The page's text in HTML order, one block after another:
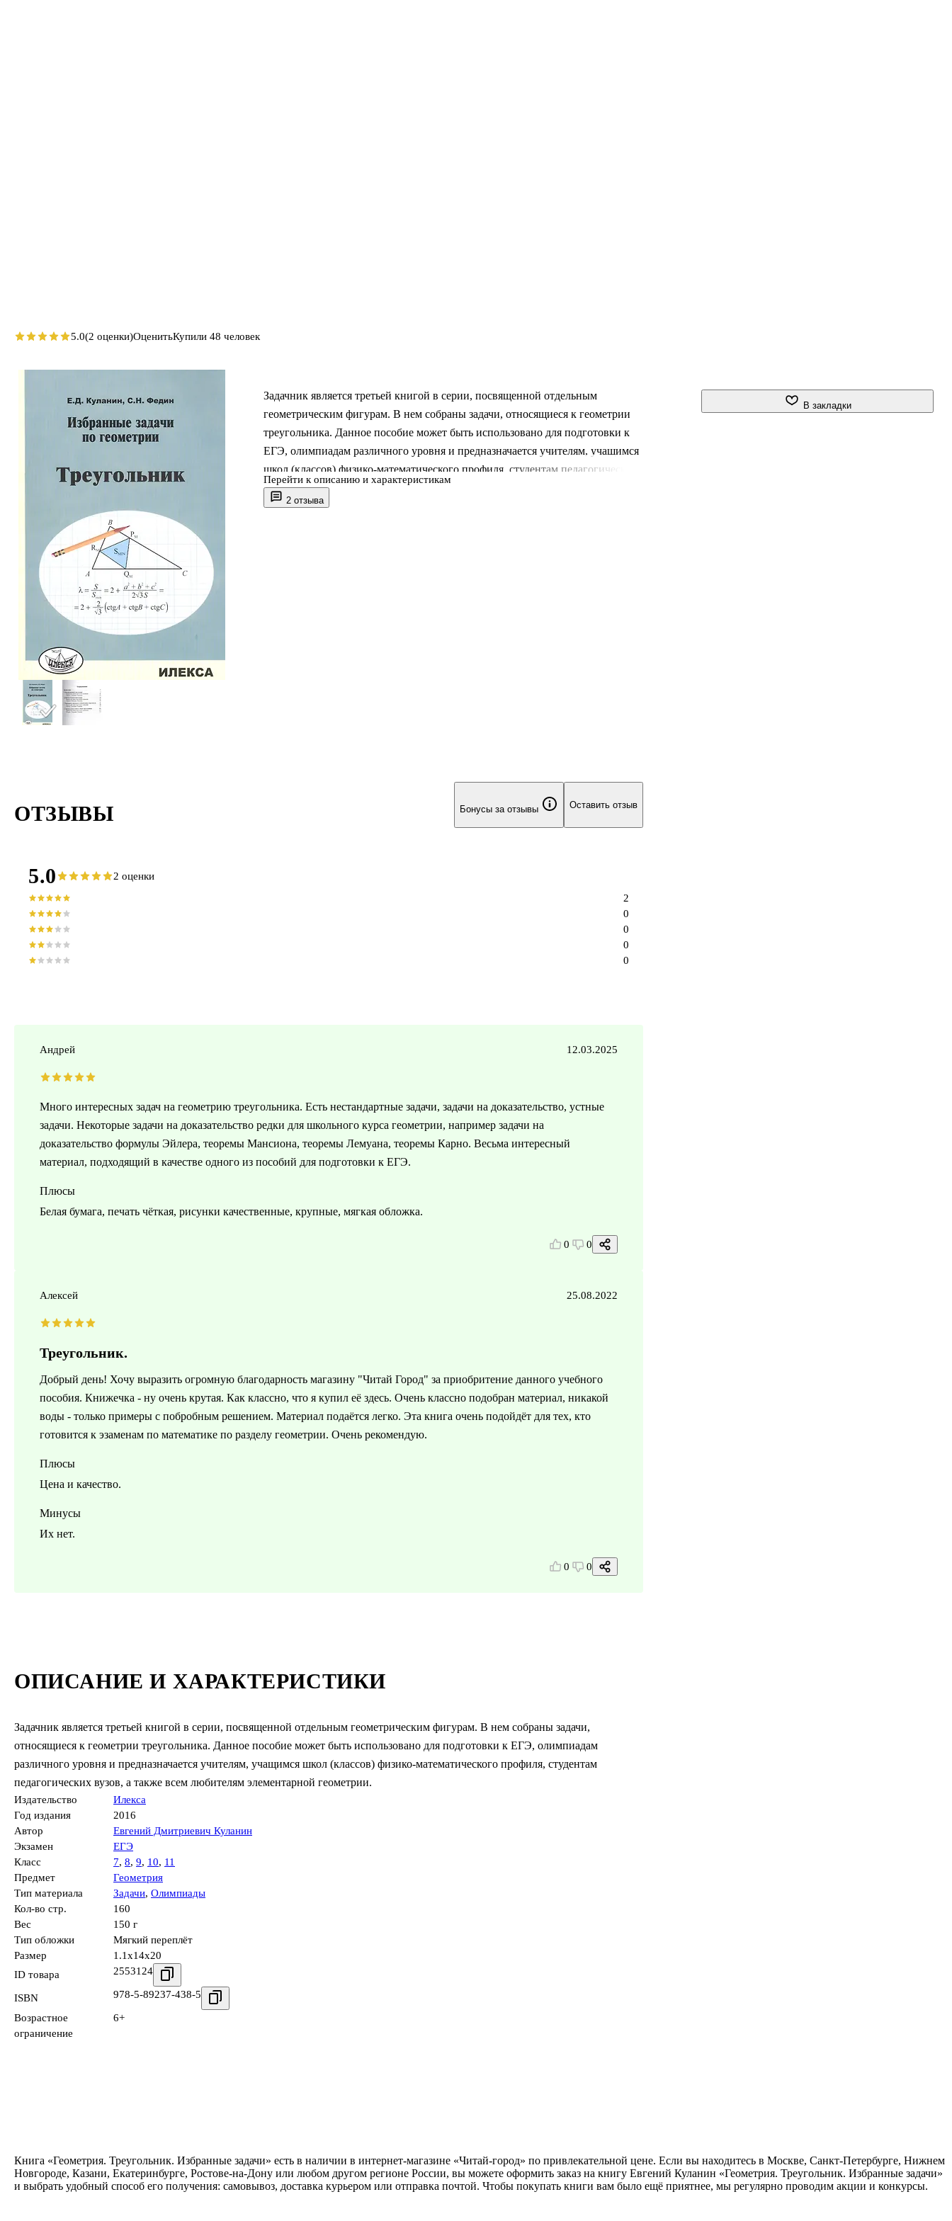
2 отзыва
Задачник является третьей книгой в серии, посвященной отдельным
геометрическим фигурам. В нем собраны задачи, относящиеся к геометрии
треугольника. Данное пособие может быть использовано для подготовки к
ЕГЭ, олимпиадам различного уровня и предназначается учителям, учащимся
школ (классов) физико-математического профиля, студентам педагогических
вузов, а также всем любителям элементарной геометрии.
Перейти к описанию и характеристикам
5.0(2 оценки)ОценитьКупили 48 человек
В закладки
ОПИСАНИЕ И ХАРАКТЕРИСТИКИ
Задачник является третьей книгой в серии, посвященной отдельным геометрическим фигурам. В нем собраны задачи,
относящиеся к геометрии треугольника. Данное пособие может быть использовано для подготовки к ЕГЭ, олимпиадам
различного уровня и предназначается учителям, учащимся школ (классов) физико-математического профиля, студентам
педагогических вузов, а также всем любителям элементарной геометрии.
Издательство
Илекса
Год издания
2016
Автор
Евгений Дмитриевич Куланин
Экзамен
ЕГЭ
Класс
7, 8, 9, 10, 11
Предмет
Геометрия
Тип материала
Задачи, Олимпиады
Кол-во стр.
160
Вес
150 г
Тип обложки
Мягкий переплёт
Размер
1.1x14x20
ID товара
2553124
ISBN 978-5-89237-438-5
Возрастное
ограничение
6+
ОТЗЫВЫ Бонусы за отзывы Оставить отзыв
5.0 2 оценки
0
0
0
0
2
Андрей 12.03.2025
Много интересных задач на геометрию треугольника. Есть нестандартные задачи, задачи на доказательство, устные
задачи. Некоторые задачи на доказательство редки для школьного курса геометрии, например задачи на
доказательство формулы Эйлера, теоремы Мансиона, теоремы Лемуана, теоремы Карно. Весьма интересный
материал, подходящий в качестве одного из пособий для подготовки к ЕГЭ.
Плюсы
Белая бумага, печать чёткая, рисунки качественные, крупные, мягкая обложка.
0 0
Алексей 25.08.2022
Треугольник.
Добрый день! Хочу выразить огромную благодарность магазину "Читай Город" за приобритение данного учебного
пособия. Книжечка - ну очень крутая. Как классно, что я купил её здесь. Очень классно подобран материал, никакой
воды - только примеры с побробным решением. Материал подаётся легко. Эта книга очень подойдёт для тех, кто
готовится к эзаменам по математике по разделу геометрии. Очень рекомендую.
Плюсы
Цена и качество.
Минусы
Их нет.
0 0
Книга «Геометрия. Треугольник. Избранные задачи» есть в наличии в интернет-магазине «Читай-город» по привлекательной цене. Если вы находитесь в Москве, Санкт-Петербурге, Нижнем
Новгороде, Казани, Екатеринбурге, Ростове-на-Дону или любом другом регионе России, вы можете оформить заказ на книгу Евгений Куланин «Геометрия. Треугольник. Избранные задачи»
и выбрать удобный способ его получения: самовывоз, доставка курьером или отправка почтой. Чтобы покупать книги вам было ещё приятнее, мы регулярно проводим акции и конкурсы.